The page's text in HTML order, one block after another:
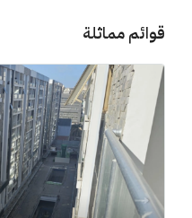
قوائم مماثلة